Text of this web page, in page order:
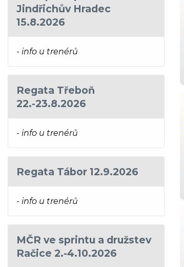
Jindřichův Hradec
15.8.2026
- info u trenérů
Regata Třeboň
22.-23.8.2026
- info u trenérů
Regata Tábor 12.9.2026
- info u trenérů
MČR ve sprintu a družstev
Račice 2.-4.10.2026